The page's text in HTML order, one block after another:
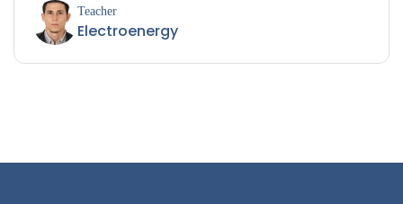
Teacher
Electroenergy